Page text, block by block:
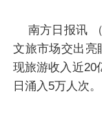
南方日报讯 （
文旅市场交出亮
现旅游收入近20
日涌入5万人次。